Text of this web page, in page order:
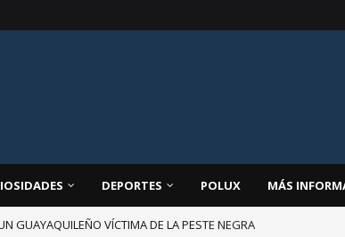
DEPORTES POLUX MÁS
GUAYAQUILEÑO VÍCTIMA DE LA PESTE NEGRA